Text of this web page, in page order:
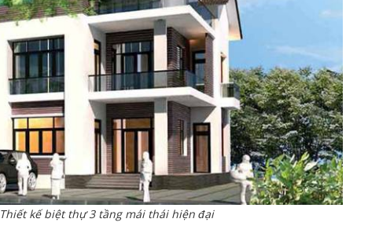
Thiết kế biệt thự 3 tầng mái thái hiện đại